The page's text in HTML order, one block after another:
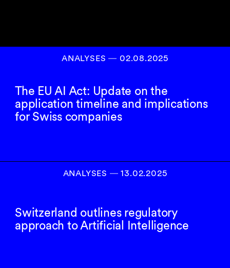
ANALYSES― 02.08.2025
The EU AI Act: Update on the
application timeline and implications
for Swiss companies
ANALYSES ― 13.02.2025
Switzerland outlines regulatory
approach to Artificial Intelligence